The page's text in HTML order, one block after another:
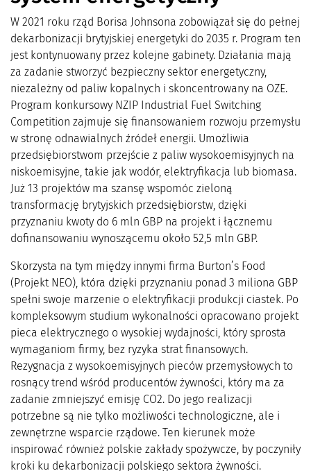
W 2021 roku rząd Borisa Johnsona zobowiązał się do pełnej
dekarbonizacji brytyjskiej energetyki do 2035 r. Program ten
jest kontynuowany przez kolejne gabinety. Działania mają
za zadanie stworzyć bezpieczny sektor energetyczny,
niezależny od paliw kopalnych i skoncentrowany na OZE.
Program konkursowy NZIP Industrial Fuel Switching
Competition zajmuje się finansowaniem rozwoju przemysłu
w stronę odnawialnych źródeł energii. Umożliwia
przedsiębiorstwom przejście z paliw wysokoemisyjnych na
niskoemisyjne, takie jak wodór, elektryfikacja lub biomasa.
Już 13 projektów ma szansę wspomóc zieloną
transformację brytyjskich przedsiębiorstw, dzięki
przyznaniu kwoty do 6 mln GBP na projekt i łącznemu
dofinansowaniu wynoszącemu około 52,5 mln GBP.
Skorzysta na tym między innymi firma Burton’s Food
(Projekt NEO), która dzięki przyznaniu ponad 3 miliona GBP
spełni swoje marzenie o elektryfikacji produkcji ciastek. Po
kompleksowym studium wykonalności opracowano projekt
pieca elektrycznego o wysokiej wydajności, który sprosta
wymaganiom firmy, bez ryzyka strat finansowych.
Rezygnacja z wysokoemisyjnych pieców przemysłowych to
rosnący trend wśród producentów żywności, który ma za
zadanie zmniejszyć emisję CO2. Do jego realizacji
potrzebne są nie tylko możliwości technologiczne, ale i
zewnętrzne wsparcie rządowe. Ten kierunek może
inspirować również polskie zakłady spożywcze, by poczyniły
kroki ku dekarbonizacji polskiego sektora żywności.